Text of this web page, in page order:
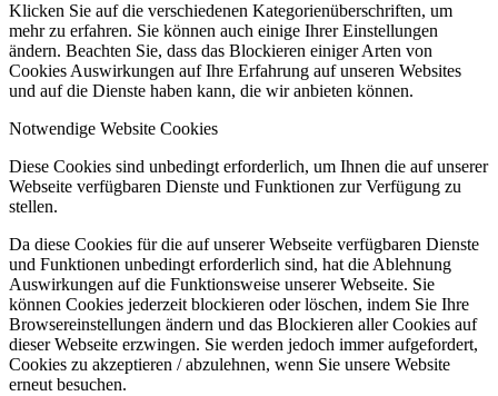
Klicken Sie auf die verschiedenen Kategorienüberschriften, um
mehr zu erfahren. Sie können auch einige Ihrer Einstellungen
ändern. Beachten Sie, dass das Blockieren einiger Arten von
Cookies Auswirkungen auf Ihre Erfahrung auf unseren Websites
und auf die Dienste haben kann, die wir anbieten können.
Notwendige Website Cookies
Diese Cookies sind unbedingt erforderlich, um Ihnen die auf unserer
Webseite verfügbaren Dienste und Funktionen zur Verfügung zu
stellen.
Da diese Cookies für die auf unserer Webseite verfügbaren Dienste
und Funktionen unbedingt erforderlich sind, hat die Ablehnung
Auswirkungen auf die Funktionsweise unserer Webseite. Sie
können Cookies jederzeit blockieren oder löschen, indem Sie Ihre
Browsereinstellungen ändern und das Blockieren aller Cookies auf
dieser Webseite erzwingen. Sie werden jedoch immer aufgefordert,
Cookies zu akzeptieren / abzulehnen, wenn Sie unsere Website
erneut besuchen.